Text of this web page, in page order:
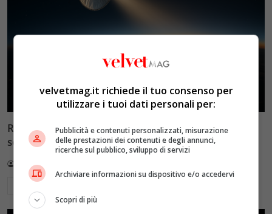
Reflect Orbital: gli specchi spaziali che promettono il
sole di notte (per 5mila dollari l’ora)
Redazione VelvetMAG
velvetmag.it richiede il tuo consenso per
utilizzare i tuoi dati personali per:
Pubblicità e contenuti personalizzati, misurazione
delle prestazioni dei contenuti e degli annunci,
ricerche sul pubblico, sviluppo di servizi
Archiviare informazioni su dispositivo e/o accedervi
Scopri di più